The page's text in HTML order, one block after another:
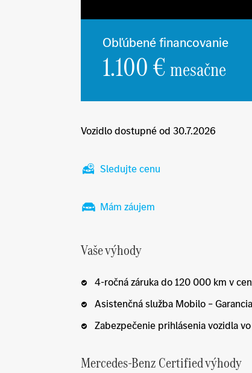
Obľúbené financovanie
1.100 €mesačne
Vozidlo dostupné od 30.7.2026
Sledujte cenu
Mám záujem
Vaše výhody
4-ročná záruka do 120 000 km v
Asistenčná služba Mobilo –
Zabezpečenie prihlásenia vozidla
Mercedes-Benz Certified výhody